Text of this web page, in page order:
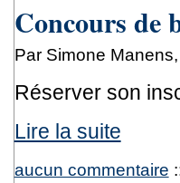
Concours de
Par Simone
Réserver son
Lire la suite
aucun commentaire